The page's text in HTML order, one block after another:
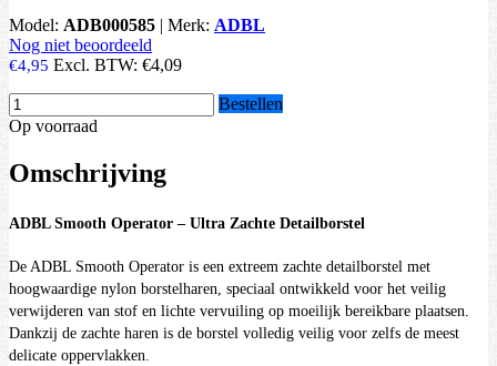
Model: ADB000585 | Merk: ADBL
Nog niet beoordeeld
€4,95 Excl. BTW: €4,09
Bestellen
Op voorraad
Omschrijving
ADBL Smooth Operator – Ultra Zachte Detailborstel
De ADBL Smooth Operator is een extreem zachte detailborstel met
hoogwaardige nylon borstelharen, speciaal ontwikkeld voor het veilig
verwijderen van stof en lichte vervuiling op moeilijk bereikbare plaatsen.
Dankzij de zachte haren is de borstel volledig veilig voor zelfs de meest
delicate oppervlakken.